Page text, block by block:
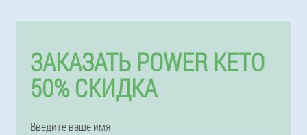
ЗАКАЗАТЬ POWER KETO
50% СКИДКА
Введите ваше имя